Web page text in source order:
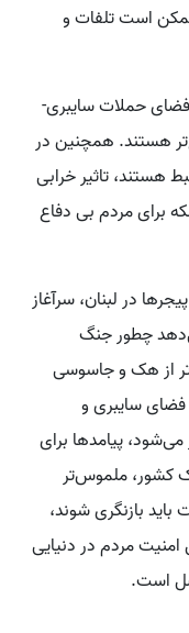
ممکن است تلفات و
حملات سایبری-
هستند. همچنین در
هستند، تاثیر خرابی
برای مردم بی دفاع
در لبنان، سرآغاز
چطور جنگ
از هک و جاسوسی
سایبری و
پیامدها برای
کشور، ملموس‌تر
بازنگری شوند،
مردم در دنیایی
است.